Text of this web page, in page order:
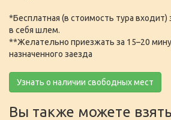
*Бесплатная (в стоимость тура входит)
в себя шлем.
**Желательно приезжать за 15–20
назначенного заезда
Узнать о наличии свободных мест
Вы также можете